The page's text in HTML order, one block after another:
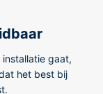
gaat,
het best bij